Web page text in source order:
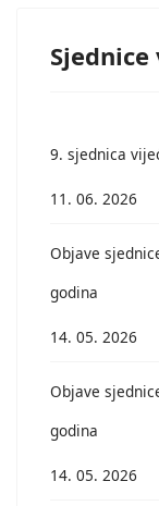
Sjednice
9. sjednica
11. 06. 2026
Objave
godina
14. 05. 2026
Objave
godina
14. 05. 2026